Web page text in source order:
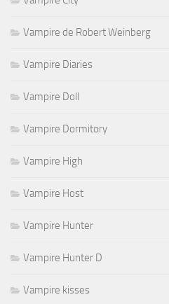
Vampire de Robert Weinberg
Vampire Diaries
Vampire Doll
Vampire Dormitory
Vampire High
Vampire Host
Vampire Hunter
Vampire Hunter D
Vampire kisses